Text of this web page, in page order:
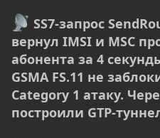
SS7-запрос
вернул IMSI и MSC
абонента за 4
GSMA FS.11 не
Category 1 атаку.
построили GTP-